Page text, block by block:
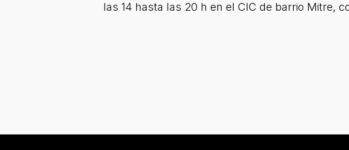
las 14 hasta las 20 h en el CIC de barrio Mitre,